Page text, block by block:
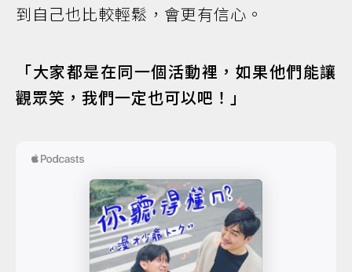
到自己也比較輕鬆，會更有信心。
「大家都是在同一個活動裡，如果他們能讓
觀眾笑，我們一定也可以吧！」